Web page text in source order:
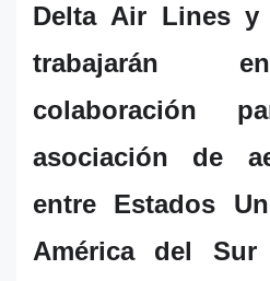
Delta Air Lines y
trabajarán
colaboración
asociación de
entre Estados
América del Sur